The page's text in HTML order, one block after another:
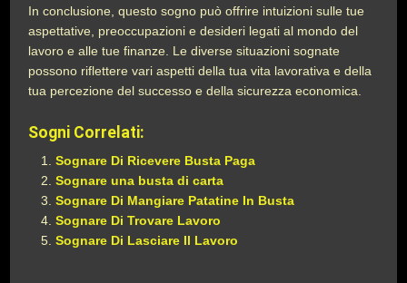
In conclusione, questo sogno può offrire intuizioni sulle tue
aspettative, preoccupazioni e desideri legati al mondo del
lavoro e alle tue finanze. Le diverse situazioni sognate
possono riflettere vari aspetti della tua vita lavorativa e della
tua percezione del successo e della sicurezza economica.
Sogni Correlati:
Sognare Di Ricevere Busta Paga
Sognare una busta di carta
Sognare Di Mangiare Patatine In Busta
Sognare Di Trovare Lavoro
Sognare Di Lasciare Il Lavoro